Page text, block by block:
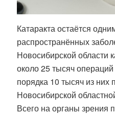
Катаракта остаётся
распространённых
Новосибирской области
около 25 тысяч
порядка 10 тысяч из них
Новосибирской
Всего на органы зрения